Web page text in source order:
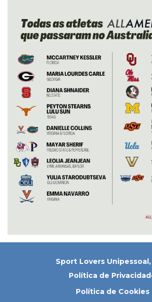
Sport Lovers
Política de
Política de Cookies